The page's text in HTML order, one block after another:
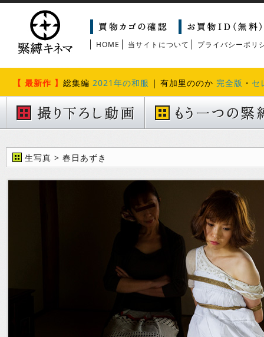
HOME 当サイトについて プライバシーポリ
【 最新作 】 総集編 2021年の和服 | 有加里ののか 完全版 ・ セ
生写真 > 春日あずき